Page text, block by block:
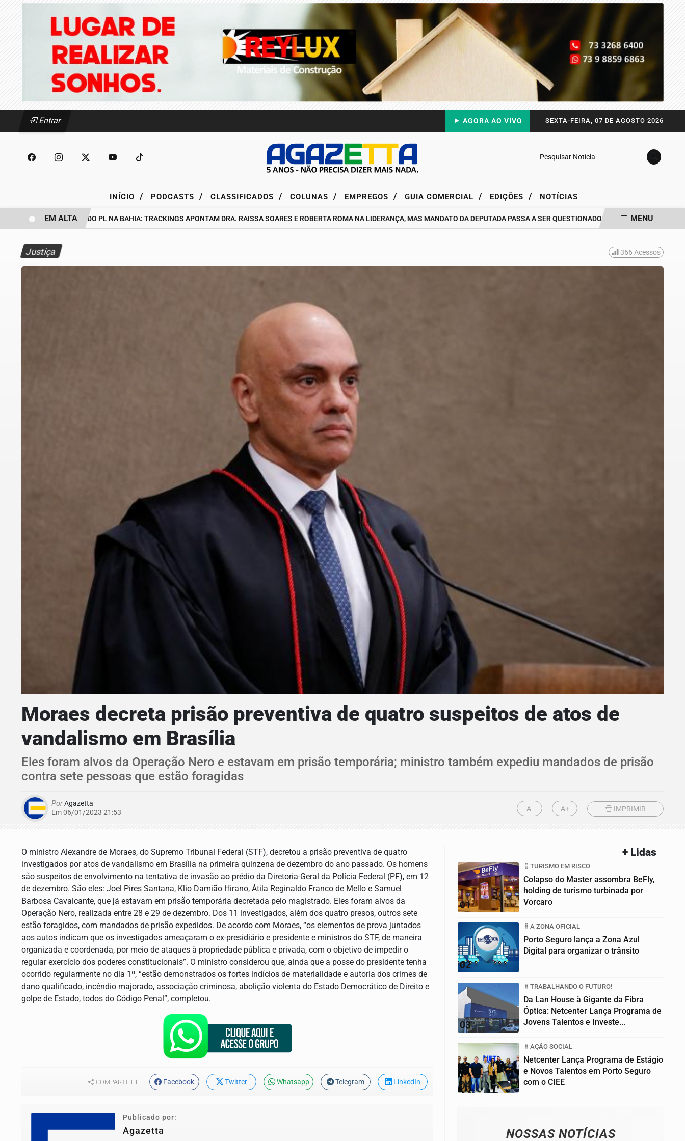
Entrar SEXTA-FEIRA, 07 DE AGOSTO 2026
AGORA AO VIVO
Pesquisar Notícia
INÍCIO / PODCASTS / CLASSIFICADOS / COLUNAS / EMPREGOS / GUIA COMERCIAL / EDIÇÕES / NOTÍCIAS
BASTIDORES DO PL NA BAHIA: TRACKINGS APONTAM DRA. RAISSA SOARES E ROBERTA ROMA NA LIDERANÇA, MAS MANDATO DA DEPUTADA PASSA A SER QUESTIONADO DRA. RAISSA SOARES
EM ALTA MENU
Justiça 366 Acessos
Moraes decreta prisão preventiva de quatro suspeitos de atos de
vandalismo em Brasília
Eles foram alvos da Operação Nero e estavam em prisão temporária; ministro também expediu mandados de prisão
contra sete pessoas que estão foragidas
PorAgazetta
Em 06/01/2023 21:53
A- A+ IMPRIMIR
O ministro Alexandre de Moraes, do Supremo Tribunal Federal (STF), decretou a prisão preventiva de quatro
investigados por atos de vandalismo em Brasília na primeira quinzena de dezembro do ano passado. Os homens
são suspeitos de envolvimento na tentativa de invasão ao prédio da Diretoria-Geral da Polícia Federal (PF), em 12
de dezembro. São eles: Joel Pires Santana, Klio Damião Hirano, Átila Reginaldo Franco de Mello e Samuel
Barbosa Cavalcante, que já estavam em prisão temporária decretada pelo magistrado. Eles foram alvos da
Operação Nero, realizada entre 28 e 29 de dezembro. Dos 11 investigados, além dos quatro presos, outros sete
estão foragidos, com mandados de prisão expedidos. De acordo com Moraes, “os elementos de prova juntados
aos autos indicam que os investigados ameaçaram o ex-presidiário e presidente e ministros do STF, de maneira
organizada e coordenada, por meio de ataques à propriedade pública e privada, com o objetivo de impedir o
regular exercício dos poderes constitucionais”. O ministro considerou que, ainda que a posse do presidente tenha
ocorrido regularmente no dia 1º, “estão demonstrados os fortes indícios de materialidade e autoria dos crimes de
dano qualificado, incêndio majorado, associação criminosa, abolição violenta do Estado Democrático de Direito e
golpe de Estado, todos do Código Penal”, completou.
COMPARTILHE Facebook Twitter Whatsapp Telegram LinkedIn
Publicado por:
Agazetta
+ Lidas
01
TURISMO EM RISCO
Colapso do Master assombra BeFly,
holding de turismo turbinada por
Vorcaro
02
A ZONA OFICIAL
Porto Seguro lança a Zona Azul
Digital para organizar o trânsito
03
TRABALHANDO O FUTURO!
Da Lan House à Gigante da Fibra
Óptica: Netcenter Lança Programa de
Jovens Talentos e Investe...
04
AÇÃO SOCIAL
Netcenter Lança Programa de Estágio
e Novos Talentos em Porto Seguro
com o CIEE
NOSSAS NOTÍCIAS